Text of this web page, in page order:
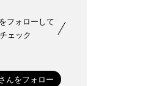
をフォローして
ェック